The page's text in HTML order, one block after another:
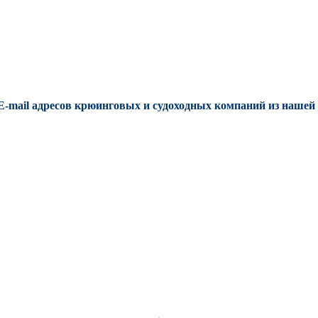
адресов крюинговых и судоходных компаний из